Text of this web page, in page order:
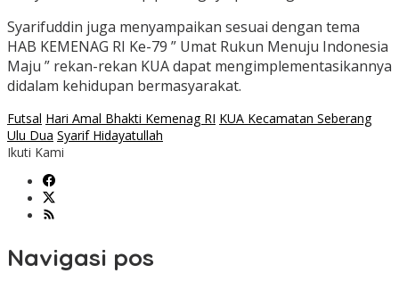
Syarifuddin juga menyampaikan sesuai dengan tema
HAB KEMENAG RI Ke-79 ” Umat Rukun Menuju Indonesia
Maju ” rekan-rekan KUA dapat mengimplementasikannya
didalam kehidupan bermasyarakat.
Futsal Hari Amal Bhakti Kemenag RI KUA Kecamatan Seberang
Ulu Dua Syarif Hidayatullah
Ikuti Kami
Navigasi pos